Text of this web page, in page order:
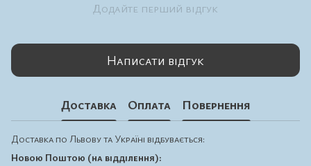
Додайте перший відгук
Написати відгук
Доставка Оплата Повернення
Доставка по Львову та Україні відбувається:
Новою Поштою (на відділення):